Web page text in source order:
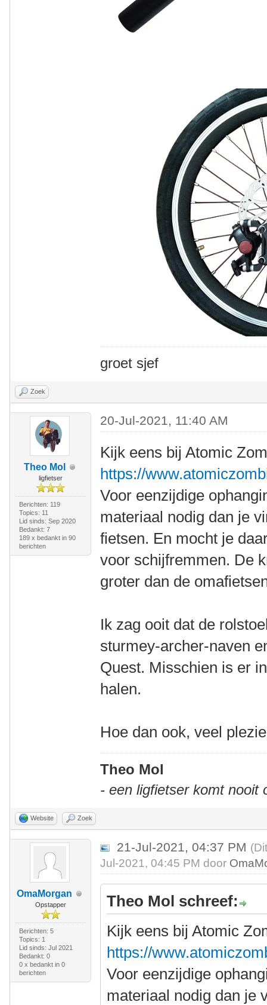
groet sjef
Zoek
Theo Mol
ligfietser
Berichten: 119
Topics: 11
Lid sinds: Sep 2020
Bedankt: 7
189 x bedankt in 90
berichten
20-Jul-2021, 11:40 AM
Kijk eens bij Atomic
https://
Voor eenzijdige
materiaal nodig dan je
fietsen. En mocht je
voor schijfremmen. De
groter dan de
Ik zag ooit dat de
sturmey-archer-naven
Quest. Misschien is er
halen.
Hoe dan ook, veel
Theo Mol
- een ligfietser komt nooit
Website Zoek
OmaMorgan
Opstapper
Berichten: 5
Topics: 1
Lid sinds: Jul 2021
Bedankt: 0
0 x bedankt in 0
berichten
21-Jul-2021, 04:37 PM
Jul-2021, 04:45 PM door
Theo Mol schreef:
Kijk eens bij Atomic
https://
Voor eenzijdige
materiaal nodig dan je